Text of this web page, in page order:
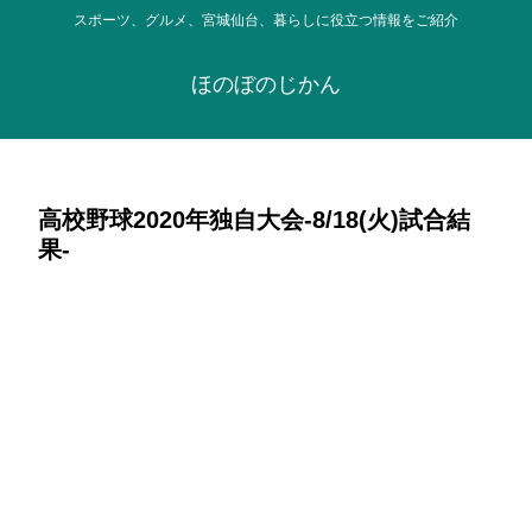
スポーツ、グルメ、宮城仙台、暮らしに役立つ情報をご紹介
ほのぼのじかん
高校野球2020年独自大会-8/18(火)試合結
果-